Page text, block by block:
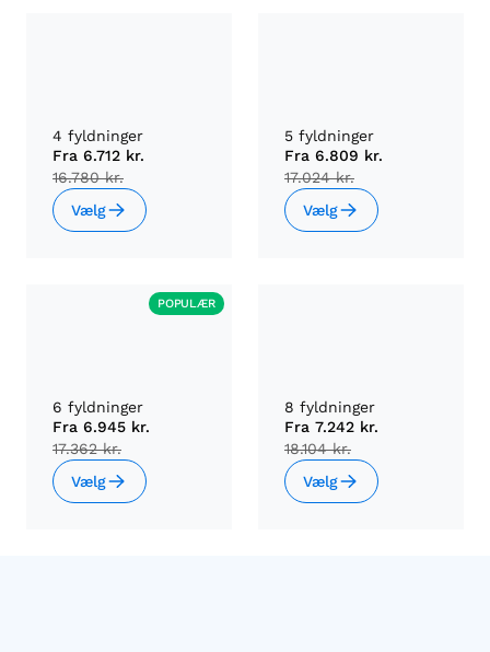
4 fyldninger
Fra 6.712 kr.
16.780 kr.
Vælg
5 fyldninger
Fra 6.809 kr.
17.024 kr.
Vælg
POPULÆR
6 fyldninger
Fra 6.945 kr.
17.362 kr.
Vælg
8 fyldninger
Fra 7.242 kr.
18.104 kr.
Vælg